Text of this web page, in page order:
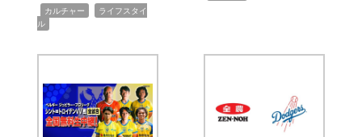
カルチャー
ライフスタイ
ル